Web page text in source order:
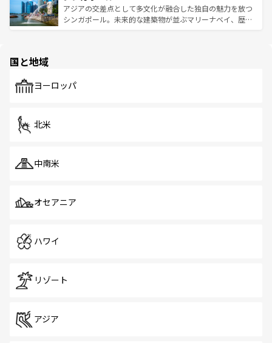
が待っている。親しみやすいタイの人々、仏教を中心とし
た文化、そして多様な観光資源が、訪れる旅人を魅了し続
ており、効率よく見どころを回れるのも魅力。息をのむよ
うな絶景から文化的な体験まで、香港を存分に楽しみ尽く
アジアの交差点として多文化が融合した独自の魅力を放つ
シンガポール。未来的な建築物が並ぶマリーナベイ、歴史
で、ホーカーズは地元の風情を楽しめる外せないスポット
国と地域
ヨーロッパ
北米
中南米
オセアニア
ハワイ
リゾート
アジア